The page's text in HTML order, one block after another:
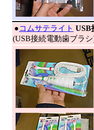
●コムサテライト USB
(USB接続電動歯ブラ